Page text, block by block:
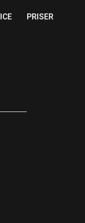
PRISER